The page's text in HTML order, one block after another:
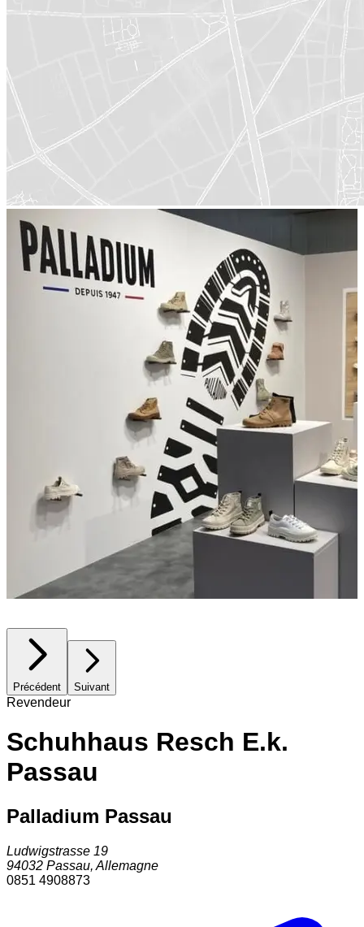
Précédent Suivant
Revendeur
Schuhhaus Resch E.k.
Passau
Palladium Passau
Ludwigstrasse 19
94032 Passau, Allemagne
0851 4908873